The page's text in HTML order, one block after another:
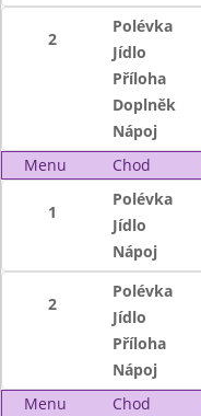
2
Polévka
Jídlo
Příloha
Doplněk
Nápoj
Menu
Chod
1
Polévka
Jídlo
Nápoj
2
Polévka
Jídlo
Příloha
Nápoj
Menu
Chod